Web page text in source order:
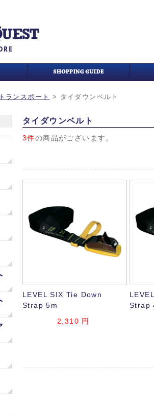
トランスポート > タイダウンベルト
タイダウンベルト
3件の商品がございます。
LEVEL SIX Tie Down
Strap 5m
2,310 円
Strap